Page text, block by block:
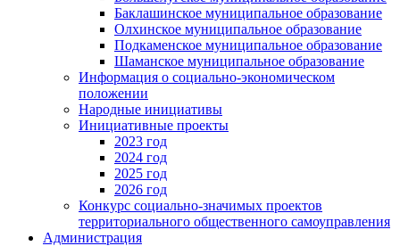
Баклашинское муниципальное образование
Олхинское муниципальное образование
Подкаменское муниципальное образование
Шаманское муниципальное образование
Информация о социально-экономическом
положении
Народные инициативы
Инициативные проекты
2023 год
2024 год
2025 год
2026 год
Конкурс социально-значимых проектов
территориального общественного самоуправления
Администрация